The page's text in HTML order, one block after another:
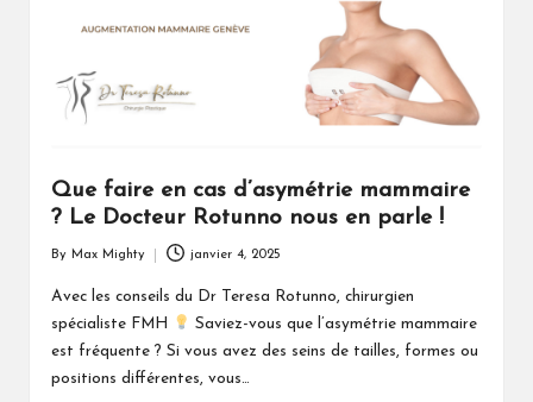
Que faire en cas d’asymétrie mammaire
? Le Docteur Rotunno nous en parle !
by
By Max Mighty janvier 4, 2025
Avec les conseils du Dr Teresa Rotunno, chirurgien
spécialiste FMH
Saviez-vous que l’asymétrie mammaire
est fréquente ? Si vous avez des seins de tailles, formes ou
positions différentes, vous…